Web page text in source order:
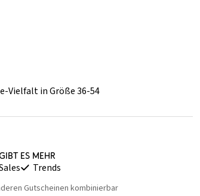
Vielfalt in Größe 36-54
es mehr
Trends
Gutscheinen kombinierbar